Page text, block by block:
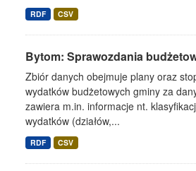
RDF CSV
Bytom: Sprawozdania
Zbiór danych obejmuje plany oraz
wydatków budżetowych gminy za
zawiera m.in. informacje nt.
wydatków (działów,...
RDF CSV